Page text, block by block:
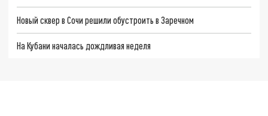
Новый сквер в Сочи решили обустроить в Заречном
На Кубани началась дождливая неделя